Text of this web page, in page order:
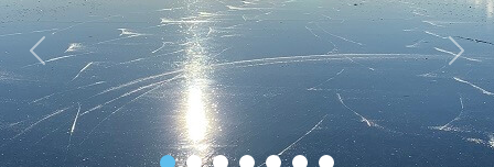
Previous Next